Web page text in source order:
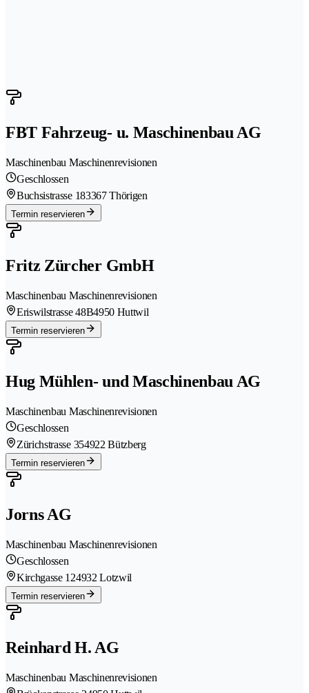
FBT Fahrzeug- u. Maschinenbau AG
Maschinenbau Maschinenrevisionen
Geschlossen
Buchsistrasse 183367 Thörigen
Termin reservieren
Fritz Zürcher GmbH
Maschinenbau Maschinenrevisionen
Eriswilstrasse 48B4950 Huttwil
Termin reservieren
Hug Mühlen- und Maschinenbau AG
Maschinenbau Maschinenrevisionen
Geschlossen
Zürichstrasse 354922 Bützberg
Termin reservieren
Jorns AG
Maschinenbau Maschinenrevisionen
Geschlossen
Kirchgasse 124932 Lotzwil
Termin reservieren
Reinhard H. AG
Maschinenbau Maschinenrevisionen